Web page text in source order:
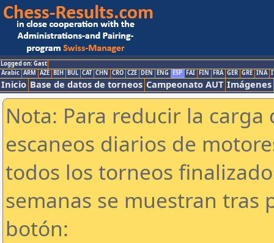
Logged on: Gast
Arabic ARM AZE BIH BUL CAT CHN CRO CZE DEN ENG ESP FAI FIN FRA GER GRE INA
Inicio Base de datos de torneos Campeonato AUT Imágenes
Nota: Para reducir la
escaneos diarios de
todos los torneos
semanas se muestran tras
botón: